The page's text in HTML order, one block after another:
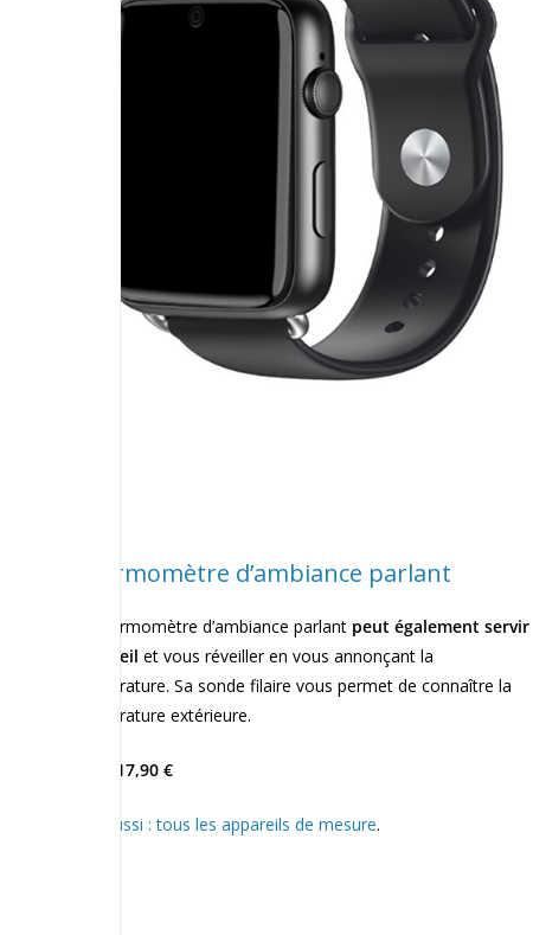
Thermomètre d’ambiance parlant
Ce thermomètre d’ambiance parlant peut également servir
de réveilet vous réveiller en vous annonçant la
température. Sa sonde filaire vous permet de connaître la
température extérieure.
Prix : 17,90 €
Voir aussi : tous les appareils de mesure.